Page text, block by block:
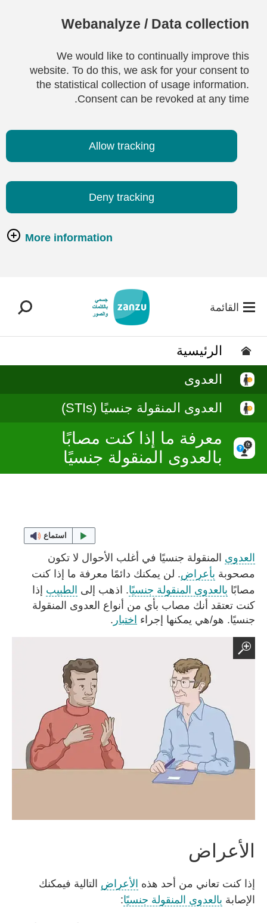
Webanalyze / Data collection
We would like to continually improve this
website. To do this, we ask for your consent to
the statistical collection of usage information.
Consent can be revoked at any time.
Allow tracking
Deny tracking
More information
القائمة
الرئيسية
العدوى
العدوى المنقولة جنسيًا (STIs)
معرفة ما إذا كنت مصابًا
بالعدوى المنقولة جنسيًا
استماع
العدوى المنقولة جنسيًا في أغلب الأحوال لا تكون
مصحوبة بأعراض. لن يمكنك دائمًا معرفة ما إذا كنت
مصابًا بالعدوى المنقولة جنسيًا. اذهب إلى الطبيب إذا
كنت تعتقد أنك مصاب بأي من أنواع العدوى المنقولة
جنسيًا. هو/هي يمكنها إجراء اختبار .
الأعراض
إذا كنت تعاني من أحد هذه الأعراض التالية فيمكنك
الإصابة بالعدوى المنقولة جنسيًا: